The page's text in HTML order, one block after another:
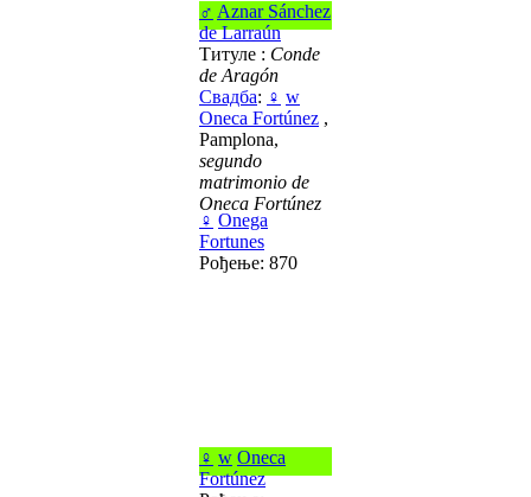
♂ Aznar Sánchez
de Larraún
Титуле : Conde
de Aragón
Свадба: ♀ w
Oneca Fortúnez ,
Pamplona,
segundo
matrimonio de
Oneca Fortúnez
♀ Onega
Fortunes
Рођење: 870
♀ w Oneca
Fortúnez